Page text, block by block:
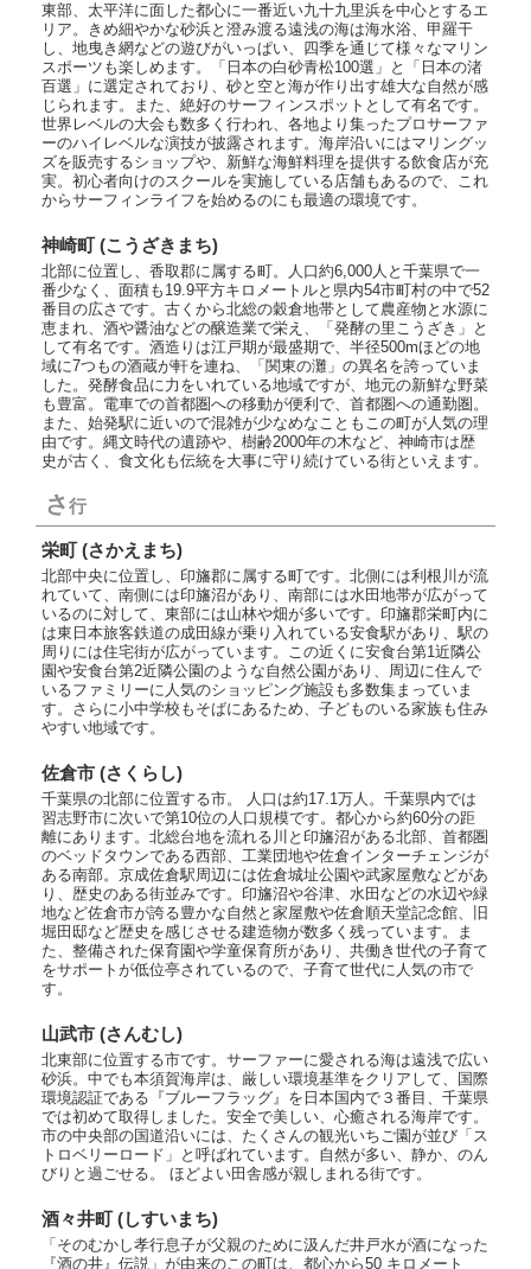
東部、太平洋に面した都心に一番近い九十九里浜を中心とするエ
リア。きめ細やかな砂浜と澄み渡る遠浅の海は海水浴、甲羅干
し、地曳き網などの遊びがいっぱい、四季を通じて様々なマリン
スポーツも楽しめます。「日本の白砂青松100選」と「日本の渚
百選」に選定されており、砂と空と海が作り出す雄大な自然が感
じられます。また、絶好のサーフィンスポットとして有名です。
世界レベルの大会も数多く行われ、各地より集ったプロサーファ
ーのハイレベルな演技が披露されます。海岸沿いにはマリングッ
ズを販売するショップや、新鮮な海鮮料理を提供する飲食店が充
実。初心者向けのスクールを実施している店舗もあるので、これ
からサーフィンライフを始めるのにも最適の環境です。
神崎町 (こうざきまち)
北部に位置し、香取郡に属する町。人口約6,000人と千葉県で一
番少なく、面積も19.9平方キロメートルと県内54市町村の中で52
番目の広さです。古くから北総の穀倉地帯として農産物と水源に
恵まれ、酒や醤油などの醸造業で栄え、「発酵の里こうざき」と
して有名です。酒造りは江戸期が最盛期で、半径500mほどの地
域に7つもの酒蔵が軒を連ね、「関東の灘」の異名を誇っていま
した。発酵食品に力をいれている地域ですが、地元の新鮮な野菜
も豊富。電車での首都圏への移動が便利で、首都圏への通勤圏。
また、始発駅に近いので混雑が少なめなこともこの町が人気の理
由です。縄文時代の遺跡や、樹齢2000年の木など、神崎市は歴
史が古く、食文化も伝統を大事に守り続けている街といえます。
さ行
栄町 (さかえまち)
北部中央に位置し、印旛郡に属する町です。北側には利根川が流
れていて、南側には印旛沼があり、南部には水田地帯が広がって
いるのに対して、東部には山林や畑が多いです。印旛郡栄町内に
は東日本旅客鉄道の成田線が乗り入れている安食駅があり、駅の
周りには住宅街が広がっています。この近くに安食台第1近隣公
園や安食台第2近隣公園のような自然公園があり、周辺に住んで
いるファミリーに人気のショッピング施設も多数集まっていま
す。さらに小中学校もそばにあるため、子どものいる家族も住み
やすい地域です。
佐倉市 (さくらし)
千葉県の北部に位置する市。 人口は約17.1万人。千葉県内では
習志野市に次いで第10位の人口規模です。都心から約60分の距
離にあります。北総台地を流れる川と印旛沼がある北部、首都圏
のベッドタウンである西部、工業団地や佐倉インターチェンジが
ある南部。京成佐倉駅周辺には佐倉城址公園や武家屋敷などがあ
り、歴史のある街並みです。印旛沼や谷津、水田などの水辺や緑
地など佐倉市が誇る豊かな自然と家屋敷や佐倉順天堂記念館、旧
堀田邸など歴史を感じさせる建造物が数多く残っています。ま
た、整備された保育園や学童保育所があり、共働き世代の子育て
をサポートが低位亭されているので、子育て世代に人気の市で
す。
山武市 (さんむし)
北東部に位置する市です。サーファーに愛される海は遠浅で広い
砂浜。中でも本須賀海岸は、厳しい環境基準をクリアして、国際
環境認証である『ブルーフラッグ』を日本国内で３番目、千葉県
では初めて取得しました。安全で美しい、心癒される海岸です。
市の中央部の国道沿いには、たくさんの観光いちご園が並び「ス
トロベリーロード」と呼ばれています。自然が多い、静か、のん
びりと過ごせる。 ほどよい田舎感が親しまれる街です。
酒々井町 (しすいまち)
「そのむかし孝行息子が父親のために汲んだ井戸水が酒になった
『酒の井』伝説」が由来のこの町は、都心から50 キロメート